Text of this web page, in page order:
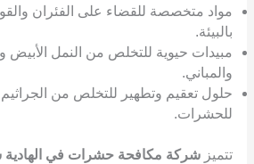
مواد متخصصة للقضاء على الفئران
بالبيئة.
مبيدات حيوية للتخلص من النمل الأبيض
والمباني.
حلول تعقيم وتطهير للتخلص من الجراثيم
للحشرات.
تتميز شركة مكافحة حشرات في الهادية